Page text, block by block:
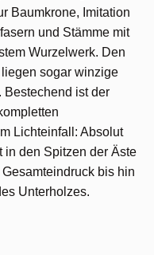
Baumkrone, Imitation
und Stämme mit
Wurzelwerk. Den
sogar winzige
Bestechend ist der
Lichteinfall: Absolut
in den Spitzen der Äste
bis hin
Unterholzes.